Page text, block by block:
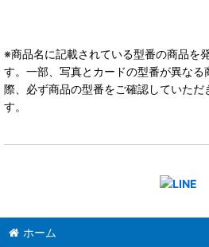
※商品名に記載されている型番の商品を
す。一部、写真とカードの型番が異な
際、必ず商品の型番をご確認していただ
す。
ホーム